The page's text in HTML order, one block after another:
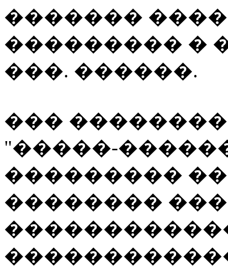
�������
��������� �
���. ������.
���
"�����-
���������
��������